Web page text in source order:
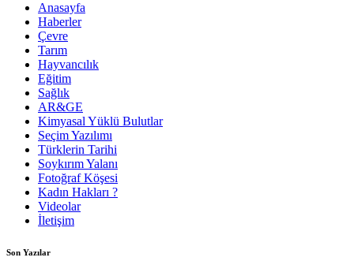
Anasayfa
Haberler
Çevre
Tarım
Hayvancılık
Eğitim
Sağlık
AR&GE
Kimyasal Yüklü Bulutlar
Seçim Yazılımı
Türklerin Tarihi
Soykırım Yalanı
Fotoğraf Köşesi
Kadın Hakları ?
Videolar
İletişim
Son Yazılar